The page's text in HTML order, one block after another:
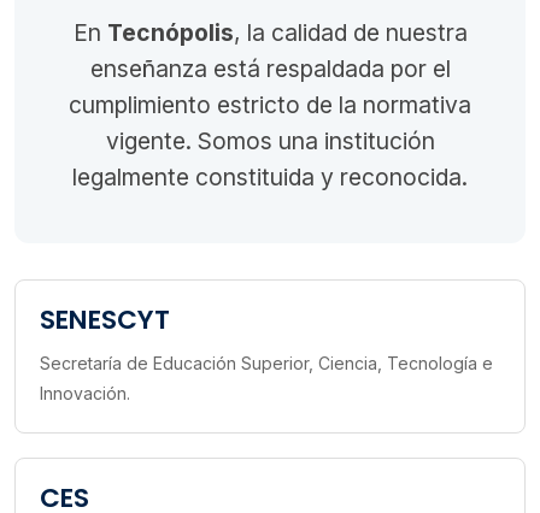
En Tecnópolis, la calidad de nuestra
enseñanza está respaldada por el
cumplimiento estricto de la normativa
vigente. Somos una institución
legalmente constituida y reconocida.
SENESCYT
Secretaría de Educación Superior, Ciencia, Tecnología e
Innovación.
CES